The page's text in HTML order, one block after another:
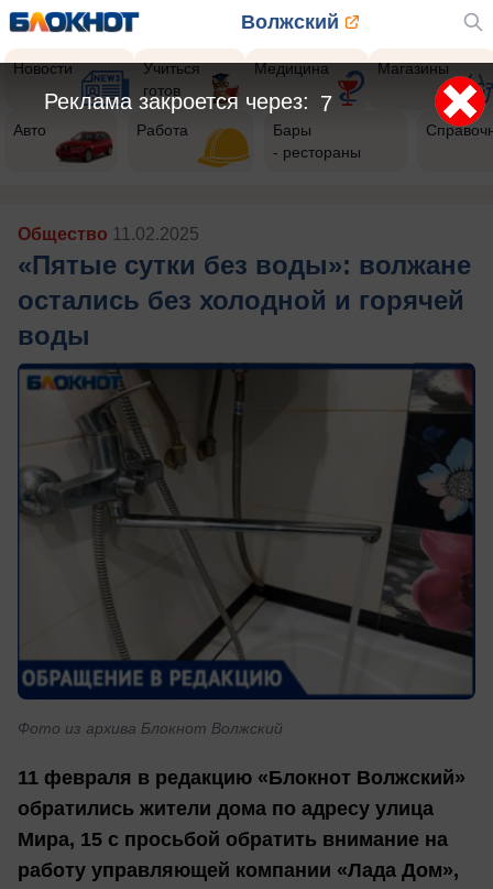
Волжский
Новости
Учиться
готов
Медицина Магазины
Авто Работа
Бары
- рестораны
Общество 11.02.2025
«Пятые сутки без воды»: волжане
остались без холодной и горячей
воды
Фото из архива Блокнот Волжский
11 февраля в редакцию «Блокнот Волжский»
обратились жители дома по адресу улица
Мира, 15 с просьбой обратить внимание на
работу управляющей компании «Лада Дом»,
5
Реклама закроется через: